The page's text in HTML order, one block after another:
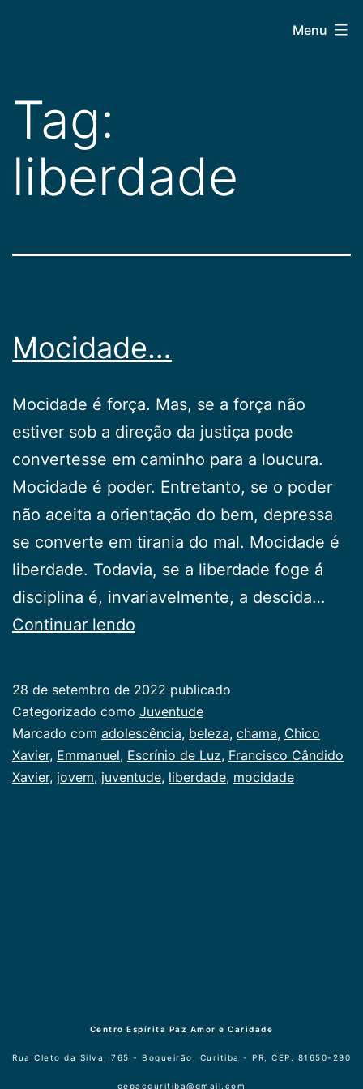
conteúdo
Menu
Tag:
liberdade
Mocidade…
Mocidade é força. Mas, se a força não
estiver sob a direção da justiça pode
convertesse em caminho para a loucura.
Mocidade é poder. Entretanto, se o poder
não aceita a orientação do bem, depressa
se converte em tirania do mal. Mocidade é
liberdade. Todavia, se a liberdade foge á
disciplina é, invariavelmente, a descida…
Continuar lendo
28 de setembro de 2022 publicado
Categorizado como Juventude
Marcado com adolescência, beleza, chama, Chico
Xavier, Emmanuel, Escrínio de Luz, Francisco Cândido
Xavier, jovem, juventude, liberdade, mocidade
Centro Espírita Paz Amor e Caridade
Rua Cleto da Silva, 765 - Boqueirão, Curitiba - PR, CEP: 81650-290
cepaccuritiba@gmail.com